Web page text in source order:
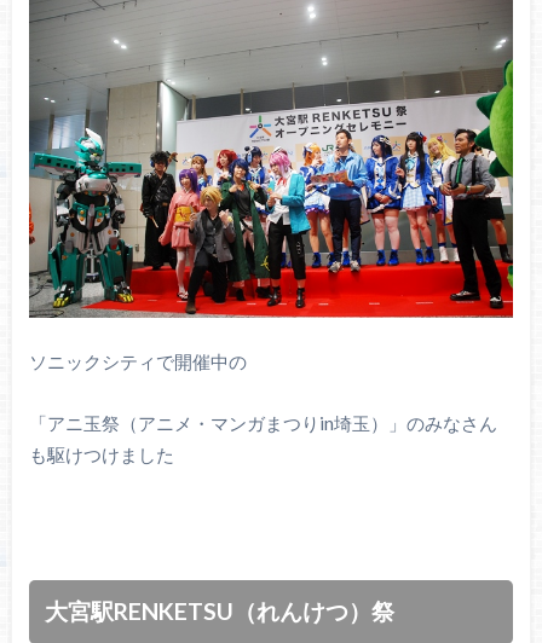
ソニックシティで開催中の
「アニ玉祭（アニメ・マンガまつりin埼玉）」のみなさん
も駆けつけました
大宮駅RENKETSU（れんけつ）祭